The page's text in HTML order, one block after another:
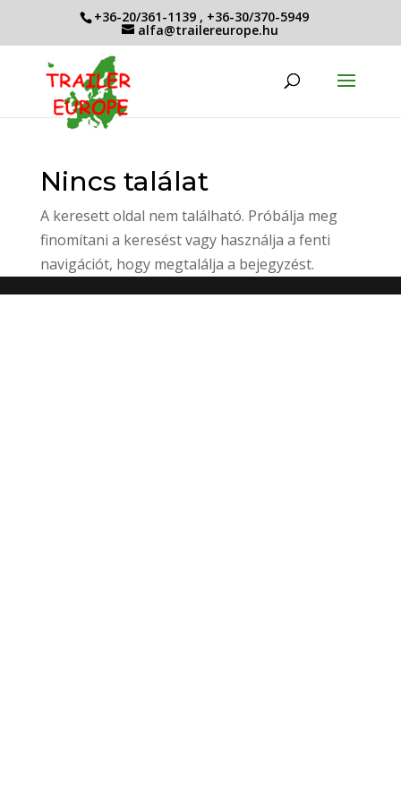
+36-20/361-1139 , +36-30/370-5949
alfa@trailereurope.hu
Nincs találat
A keresett oldal nem található. Próbálja meg
finomítani a keresést vagy használja a fenti
navigációt, hogy megtalálja a bejegyzést.